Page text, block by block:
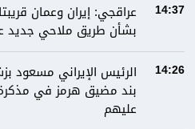
14:37
عراقجي: إيران وعمان
بشأن طريق ملاحي جديد
14:26
الرئيس الإيراني مسعود
بند مضيق هرمز في مذكرة
عليهم